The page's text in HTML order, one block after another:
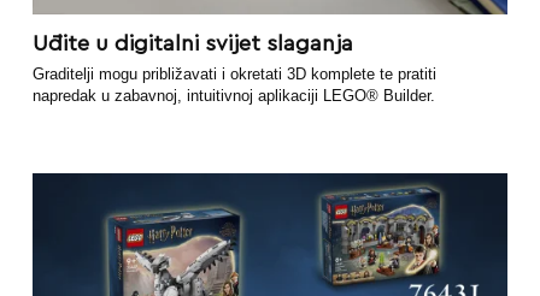
Uđite u digitalni svijet slaganja
Graditelji mogu približavati i okretati 3D komplete te pratiti
napredak u zabavnoj, intuitivnoj aplikaciji LEGO® Builder.